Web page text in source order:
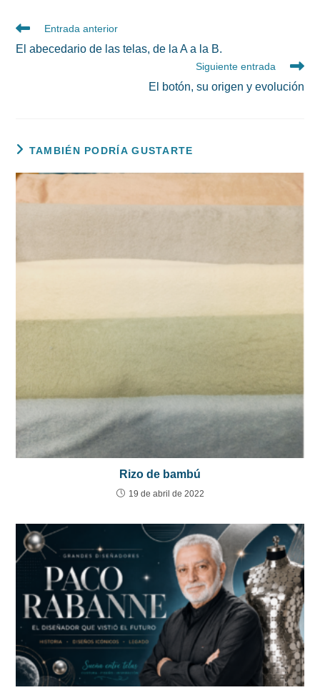
Leer
artículos
Entrada anterior
El abecedario de las telas, de la A a la B.
Siguiente entrada
El botón, su origen y evolución
TAMBIÉN PODRÍA GUSTARTE
Rizo de bambú
19 de abril de 2022